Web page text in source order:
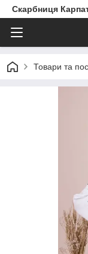
Скарбниця
Товари та